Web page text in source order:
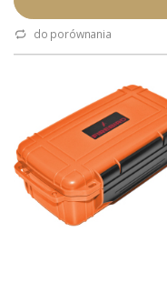
do porównania